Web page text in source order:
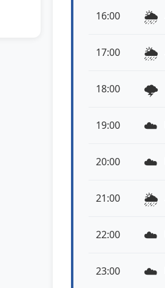
16:00 🌦️
17:00 🌦️
18:00 🌩️
19:00 ☁️
20:00 ☁️
21:00 🌦️
22:00 ☁️
23:00 ☁️